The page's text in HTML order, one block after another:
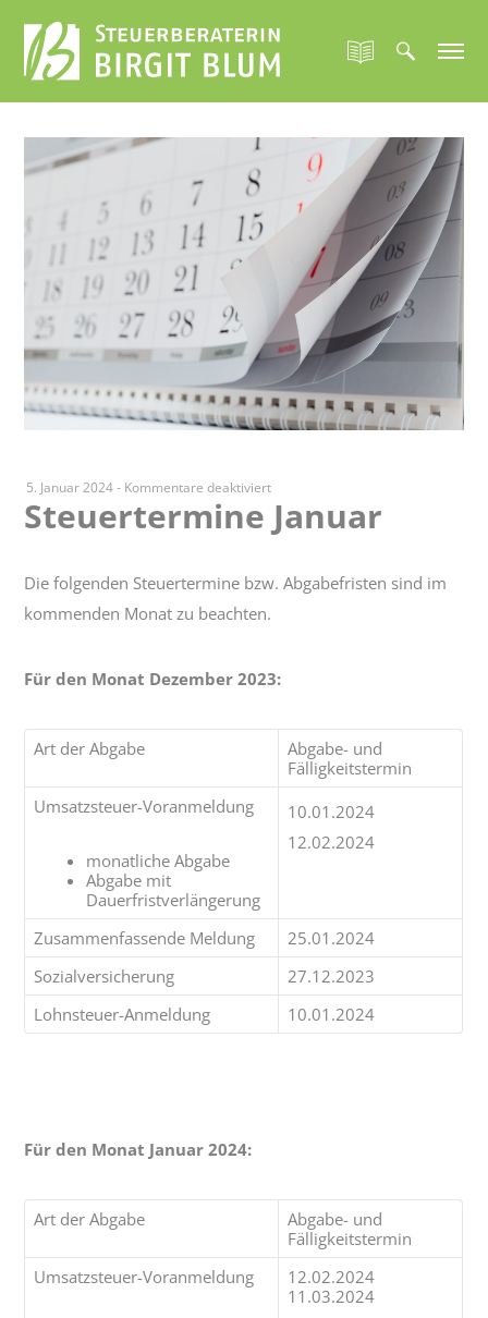
5. Januar 2024- Kommentare deaktiviertfür
Steuertermine
Januar
Steuertermine Januar
Die folgenden Steuertermine bzw. Abgabefristen sind im
kommenden Monat zu beachten.
Für den Monat Dezember 2023:
Art der Abgabe
Abgabe- und
Fälligkeitstermin
Umsatzsteuer-Voranmeldung
monatliche Abgabe
Abgabe mit
Dauerfristverlängerung
10.01.2024
12.02.2024
Zusammenfassende Meldung
25.01.2024
Sozialversicherung
27.12.2023
Lohnsteuer-Anmeldung
10.01.2024
Für den Monat Januar 2024:
Art der Abgabe
Abgabe- und
Fälligkeitstermin
Umsatzsteuer-Voranmeldung
12.02.2024
11.03.2024